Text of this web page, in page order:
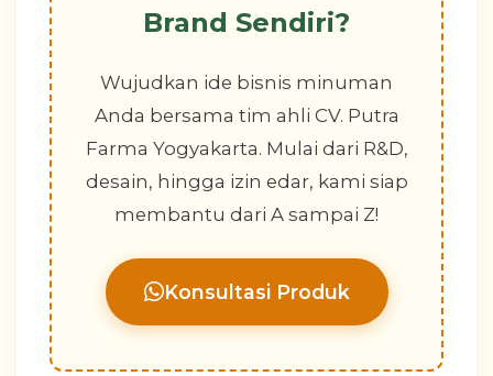
Brand Sendiri?
Wujudkan ide bisnis minuman
Anda bersama tim ahli CV. Putra
Farma Yogyakarta. Mulai dari R&D,
desain, hingga izin edar, kami siap
membantu dari A sampai Z!
Konsultasi Produk